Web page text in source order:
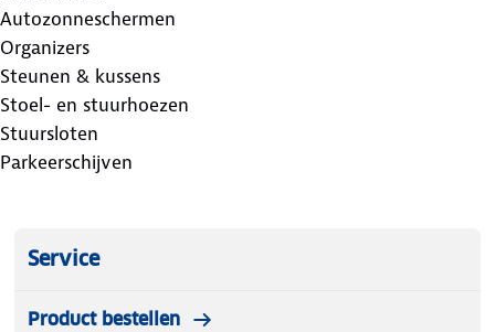
Autozonneschermen
Organizers
Steunen & kussens
Stoel- en stuurhoezen
Stuursloten
Parkeerschijven
Service
Product bestellen